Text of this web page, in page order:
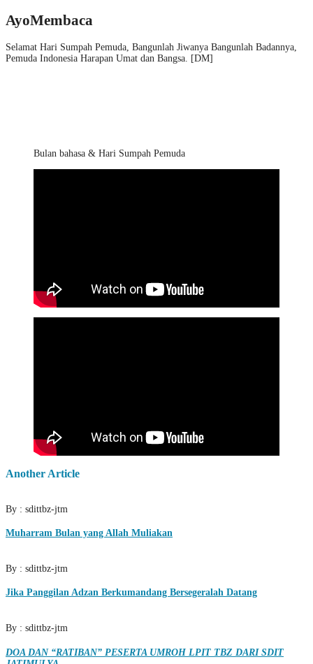
AyoMembaca
Selamat Hari Sumpah Pemuda, Bangunlah Jiwanya Bangunlah Badannya,
Pemuda Indonesia Harapan Umat dan Bangsa. [DM]
Bulan bahasa & Hari Sumpah Pemuda
Another Article
By : sdittbz-jtm
Muharram Bulan yang Allah Muliakan
By : sdittbz-jtm
Jika Panggilan Adzan Berkumandang Bersegeralah Datang
By : sdittbz-jtm
DOA DAN “RATIBAN” PESERTA UMROH LPIT TBZ DARI SDIT